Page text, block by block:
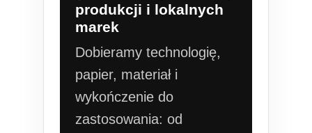
produkcji i lokalnych
marek
Dobieramy technologię,
papier, materiał i
wykończenie do
zastosowania: od